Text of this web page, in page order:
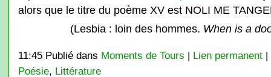
alors que le titre du poème XV est NOLI ME
(Lesbia : loin des hommes. When is a
11:45 Publié dans Moments de Tours | Lien permanent|
Poésie, Littérature